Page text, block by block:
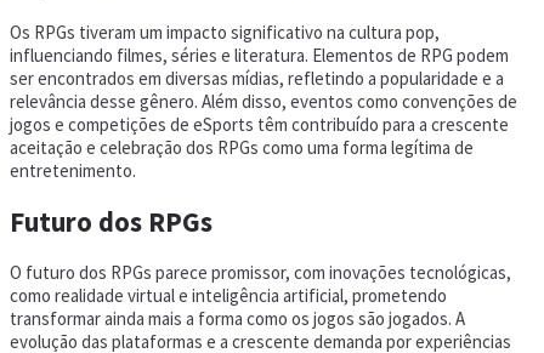
Os RPGs tiveram um impacto significativo na cultura pop,
influenciando filmes, séries e literatura. Elementos de RPG podem
ser encontrados em diversas mídias, refletindo a popularidade e a
relevância desse gênero. Além disso, eventos como convenções de
jogos e competições de eSports têm contribuído para a crescente
aceitação e celebração dos RPGs como uma forma legítima de
entretenimento.
Futuro dos RPGs
O futuro dos RPGs parece promissor, com inovações tecnológicas,
como realidade virtual e inteligência artificial, prometendo
transformar ainda mais a forma como os jogos são jogados. A
evolução das plataformas e a crescente demanda por experiências